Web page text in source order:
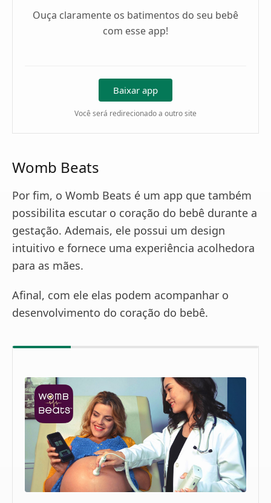
Ouça claramente os batimentos do seu bebê
com esse app!
Baixar app
Você será redirecionado a outro site
Womb Beats
Por fim, o Womb Beats é um app que também
possibilita escutar o coração do bebê durante a
gestação. Ademais, ele possui um design
intuitivo e fornece uma experiência acolhedora
para as mães.
Afinal, com ele elas podem acompanhar o
desenvolvimento do coração do bebê.